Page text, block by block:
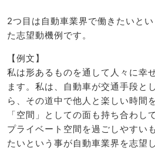
2つ目は自動車業界で働きたいと
た志望動機例です。
【例文】
私は形あるものを通して人々に幸
ます。私は、自動車が交通手段と
ら、その道中で他人と楽しい時間
「空間」としての面も持ち合わし
プライベート空間を過ごしやすい
たいという事が自動車業界を志望